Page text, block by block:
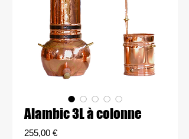
Alambic 3L à colonne
255,00 €Price